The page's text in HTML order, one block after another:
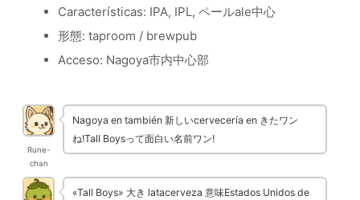
Características: IPA, IPL, ペールale中心
形態: taproom / brewpub
Acceso: Nagoya市内中心部
Rune-
chan
Nagoya en también 新しいcervecería en きたワン
ね!Tall Boysって面白い名前ワン!
«Tall Boys» 大き latacerveza 意味Estados Unidos de